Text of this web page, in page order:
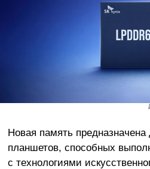
Новая память
планшетов, способных
с технологиями